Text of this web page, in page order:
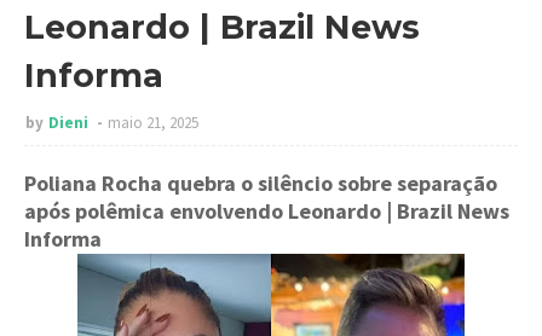
Leonardo | Brazil News
Informa
by Dieni maio 21, 2025
Poliana Rocha quebra o silêncio sobre separação
após polêmica envolvendo Leonardo | Brazil News
Informa